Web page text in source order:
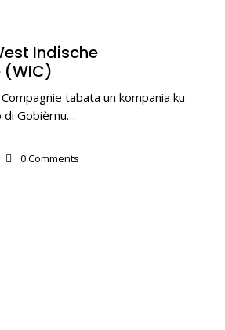
Indische
tabata un kompania ku
di Gobièrnu…
0 Comments